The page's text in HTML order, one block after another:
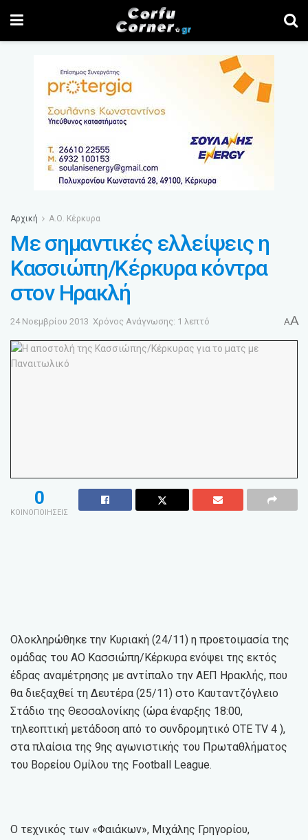
Αρχική Α.Ο. Κέρκυρα
Με σημαντικές ελλείψεις η
Κασσιώπη/Κέρκυρα κόντρα
στον Ηρακλή
24 Νοεμβρίου 2013 Χρόνος Ανάγνωσης: 1 λεπτό AA
0
ΚΟΙΝΟΠΟΙΗΣΕΙΣ
Ολοκληρώθηκε την Κυριακή (24/11) η προετοιμασία της
ομάδας του ΑΟ Κασσιώπη/Κέρκυρα ενόψει της εκτός
έδρας αναμέτρησης με αντίπαλο την ΑΕΠ Ηρακλής, που
θα διεξαχθεί τη Δευτέρα (25/11) στο Καυταντζόγλειο
Στάδιο της Θεσσαλονίκης (ώρα έναρξης 18:00,
τηλεοπτική μετάδοση από το συνδρομητικό OTE TV 4 ),
στα πλαίσια της 9ης αγωνιστικής του Πρωταθλήματος
του Βορείου Ομίλου της Football League.
Ο τεχνικός των «Φαιάκων», Μιχάλης Γρηγορίου,